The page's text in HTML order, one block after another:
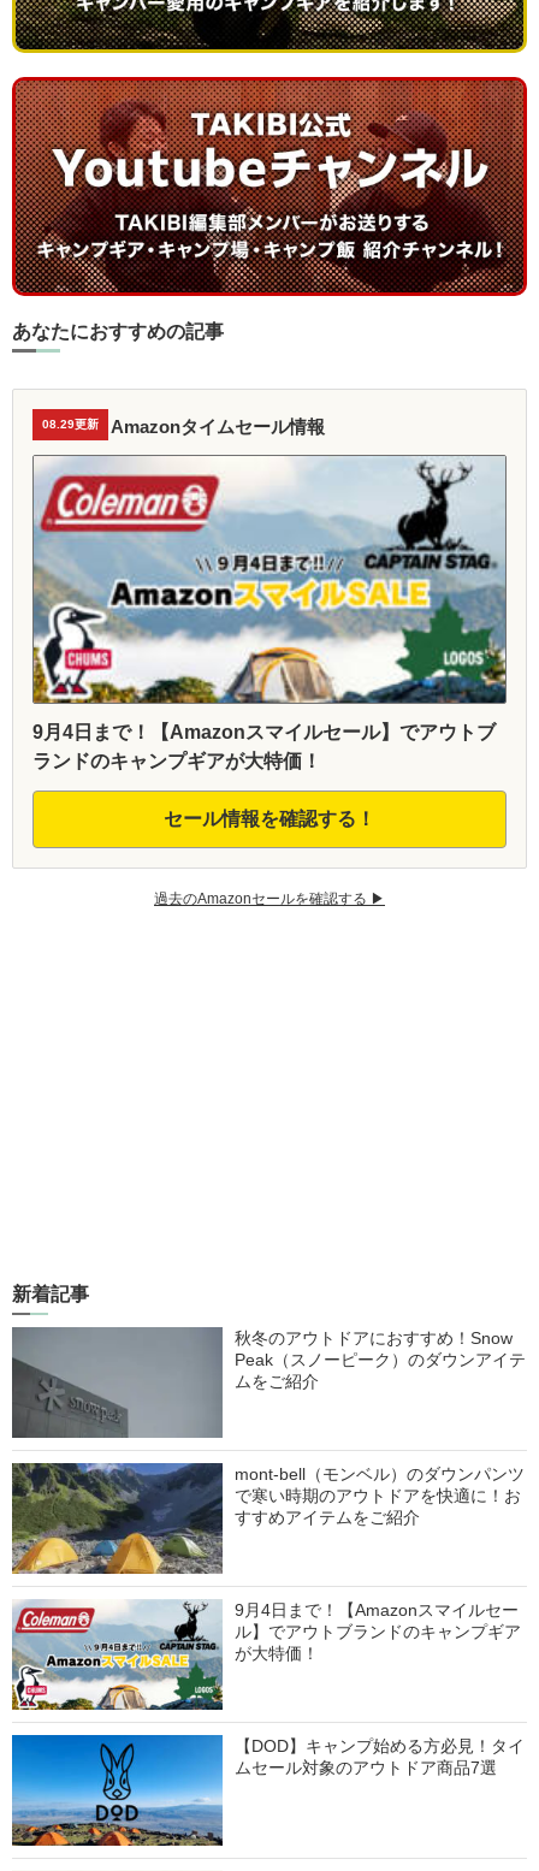
あなたにおすすめの記事
08.29更新 Amazonタイムセール情報
9月4日まで！【Amazonスマイルセール】でアウトブ
ランドのキャンプギアが大特価！
セール情報を確認する！
過去のAmazonセールを確認する ▶︎
新着記事
秋冬のアウトドアにおすすめ！Snow
Peak（スノーピーク）のダウンアイテ
ムをご紹介
mont-bell（モンベル）のダウンパンツ
で寒い時期のアウトドアを快適に！お
すすめアイテムをご紹介
9月4日まで！【Amazonスマイルセー
ル】でアウトブランドのキャンプギア
が大特価！
【DOD】キャンプ始める方必見！タイ
ムセール対象のアウトドア商品7選